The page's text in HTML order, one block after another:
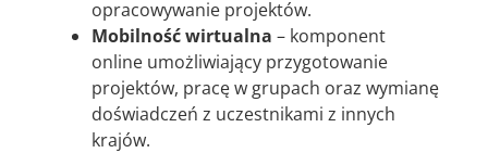
opracowywanie projektów.
Mobilność wirtualna – komponent
online umożliwiający przygotowanie
projektów, pracę w grupach oraz wymianę
doświadczeń z uczestnikami z innych
krajów.